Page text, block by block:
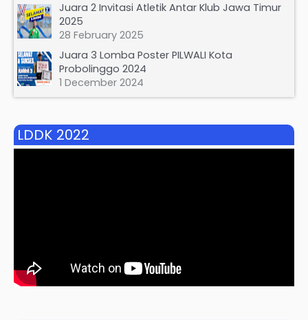
Juara 2 Invitasi Atletik Antar Klub Jawa Timur
2025
28 February 2025
Juara 3 Lomba Poster PILWALI Kota
Probolinggo 2024
1 December 2024
LDDK 2022